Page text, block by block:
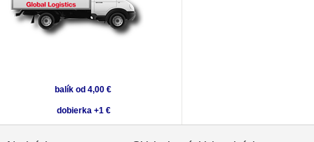
balík od 4,00 €
dobierka +1 €